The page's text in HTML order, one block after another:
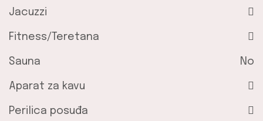
Jacuzzi
Fitness/Teretana
Sauna No
Aparat za kavu
Perilica posuđa